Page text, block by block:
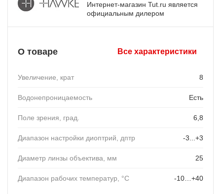
Интернет-магазин Tut.ru является
официальным дилером
О товаре Все характеристики
Увеличение, крат 8
Водонепроницаемость Есть
Поле зрения, град. 6,8
Диапазон настройки диоптрий, дптр -3...+3
Диаметр линзы объектива, мм 25
Диапазон рабочих температур, °C -10…+40